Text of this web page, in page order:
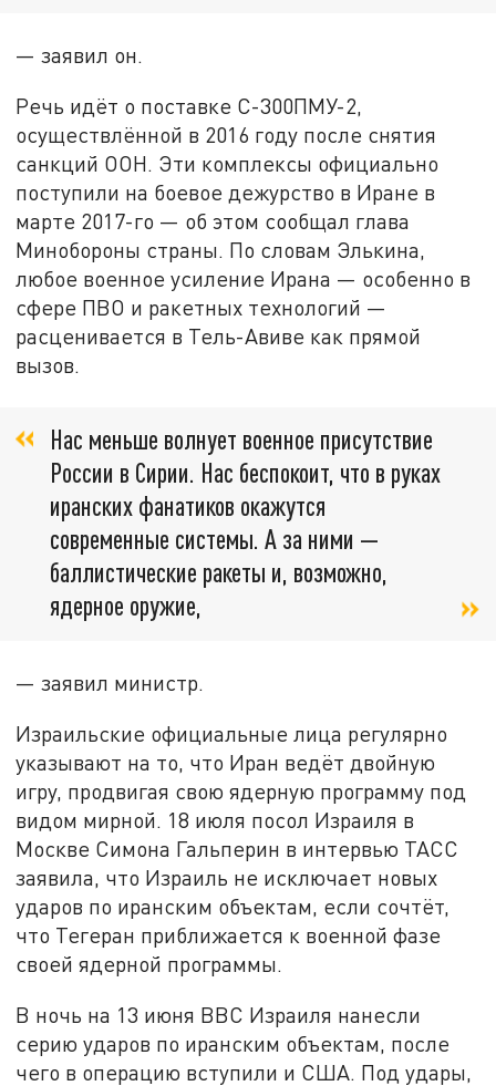
— заявил он.
Речь идёт о поставке С-300ПМУ-2,
осуществлённой в 2016 году после снятия
санкций ООН. Эти комплексы официально
поступили на боевое дежурство в Иране в
марте 2017-го — об этом сообщал глава
Минобороны страны. По словам Элькина,
любое военное усиление Ирана — особенно в
сфере ПВО и ракетных технологий —
расценивается в Тель-Авиве как прямой
вызов.
Нас меньше волнует военное присутствие
России в Сирии. Нас беспокоит, что в руках
иранских фанатиков окажутся
современные системы. А за ними —
баллистические ракеты и, возможно,
ядерное оружие,
— заявил министр.
Израильские официальные лица регулярно
указывают на то, что Иран ведёт двойную
игру, продвигая свою ядерную программу под
видом мирной. 18 июля посол Израиля в
Москве Симона Гальперин в интервью ТАСС
заявила, что Израиль не исключает новых
ударов по иранским объектам, если сочтёт,
что Тегеран приближается к военной фазе
своей ядерной программы.
В ночь на 13 июня ВВС Израиля нанесли
серию ударов по иранским объектам, после
чего в операцию вступили и США. Под удары,